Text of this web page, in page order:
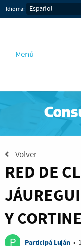
Idioma:
Menú
Volver
RED DE
Y
Participá Luján •